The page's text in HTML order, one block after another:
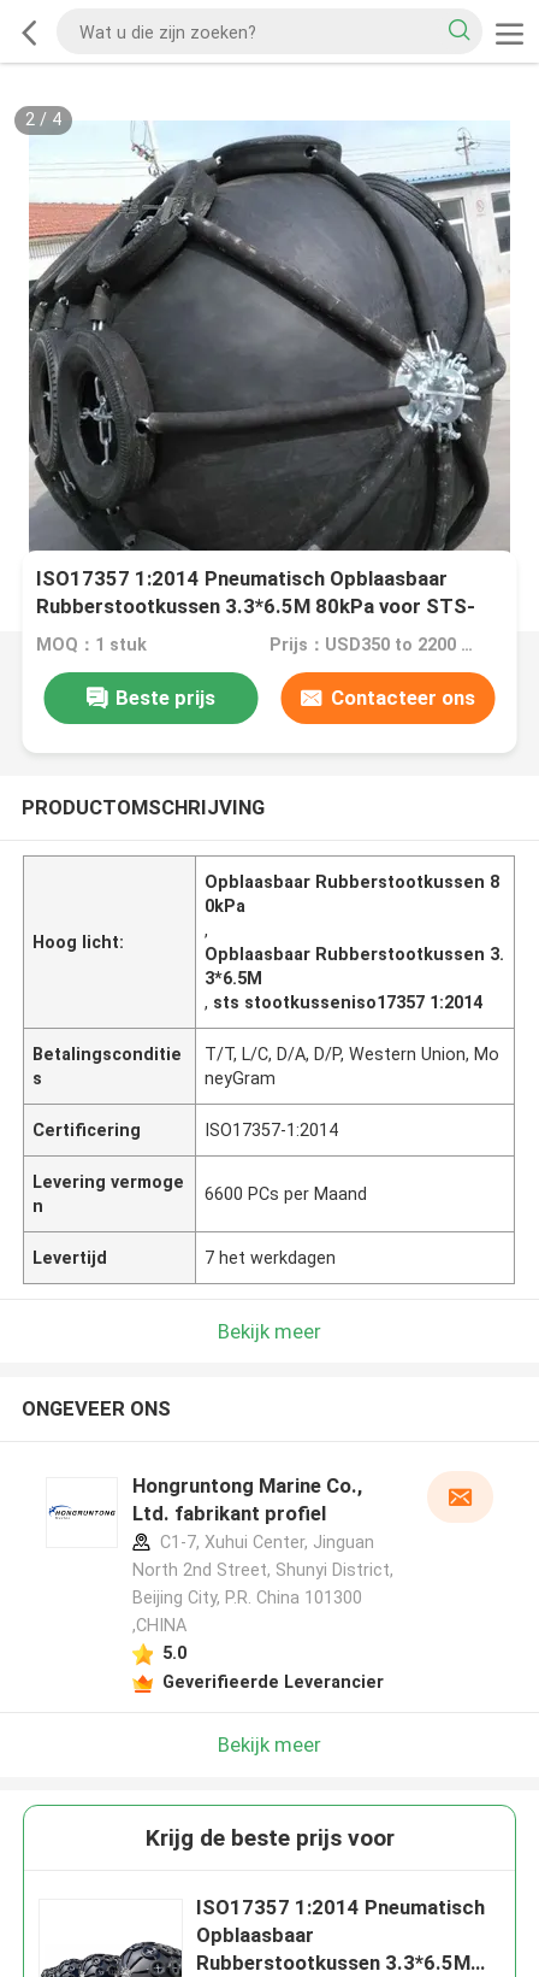
2/ 4
ISO17357 1:2014 Pneumatisch Opblaasbaar
Rubberstootkussen 3.3*6.5M 80kPa voor STS-
Verrichtingen
MOQ：1 stuk Prijs：USD350 to 2200 One Piece
Beste prijs Contacteer ons
PRODUCTOMSCHRIJVING
Hoog licht:
Opblaasbaar Rubberstootkussen 8
0kPa
,
Opblaasbaar Rubberstootkussen 3.
3*6.5M
, sts stootkusseniso17357 1:2014
Betalingsconditie
s
T/T, L/C, D/A, D/P, Western Union, Mo
neyGram
Certificering ISO17357-1:2014
Levering vermoge
n
6600 PCs per Maand
Levertijd 7 het werkdagen
Bekijk meer
ONGEVEER ONS
Hongruntong Marine Co.,
Ltd. fabrikant profiel
C1-7, Xuhui Center, Jinguan
North 2nd Street, Shunyi District,
Beijing City, P.R. China 101300
,CHINA
5.0
Geverifieerde Leverancier
Bekijk meer
Krijg de beste prijs voor
ISO17357 1:2014 Pneumatisch
Opblaasbaar
Rubberstootkussen 3.3*6.5M